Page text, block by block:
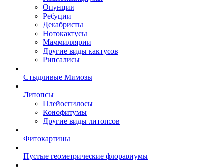
Опунции
Ребуции
Декабристы
Нотокактусы
Маммиллярии
Другие виды кактусов
Рипсалисы
Стыдливые Мимозы
Литопсы
Плейоспилосы
Конофитумы
Другие виды литопсов
Фитокартины
Пустые геометрические флорариумы